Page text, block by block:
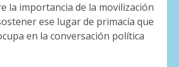
la importancia de la movilización
ese lugar de primacía que
en la conversación política